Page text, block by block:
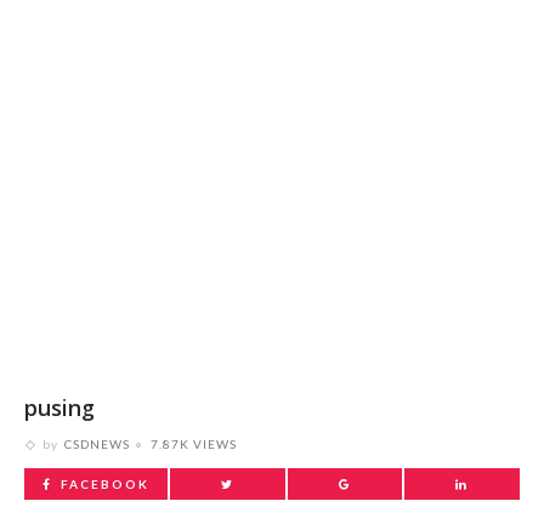
pusing
by CSDNEWS 7.87K VIEWS
FACEBOOK